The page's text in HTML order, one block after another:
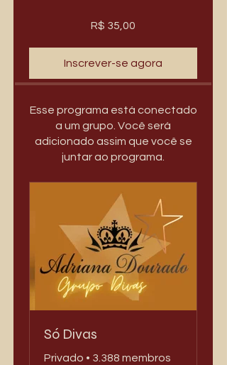
R$ 35,00
Inscrever-se agora
Esse programa está conectado
a um grupo. Você será
adicionado assim que você se
juntar ao programa.
Só Divas
Privado • 3.388 membros